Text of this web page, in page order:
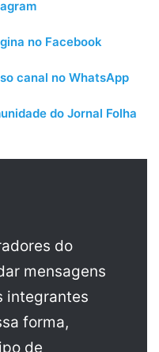
no Facebook
canal no WhatsApp
do Jornal Folha
do
mensagens
integrantes
forma,
de